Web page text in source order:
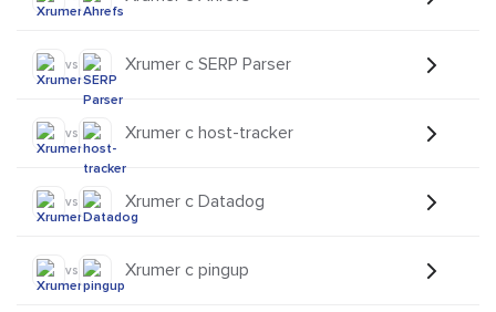
vs Xrumer с SERP Parser
vs Xrumer с host-tracker
vs Xrumer с Datadog
vs Xrumer с pingup